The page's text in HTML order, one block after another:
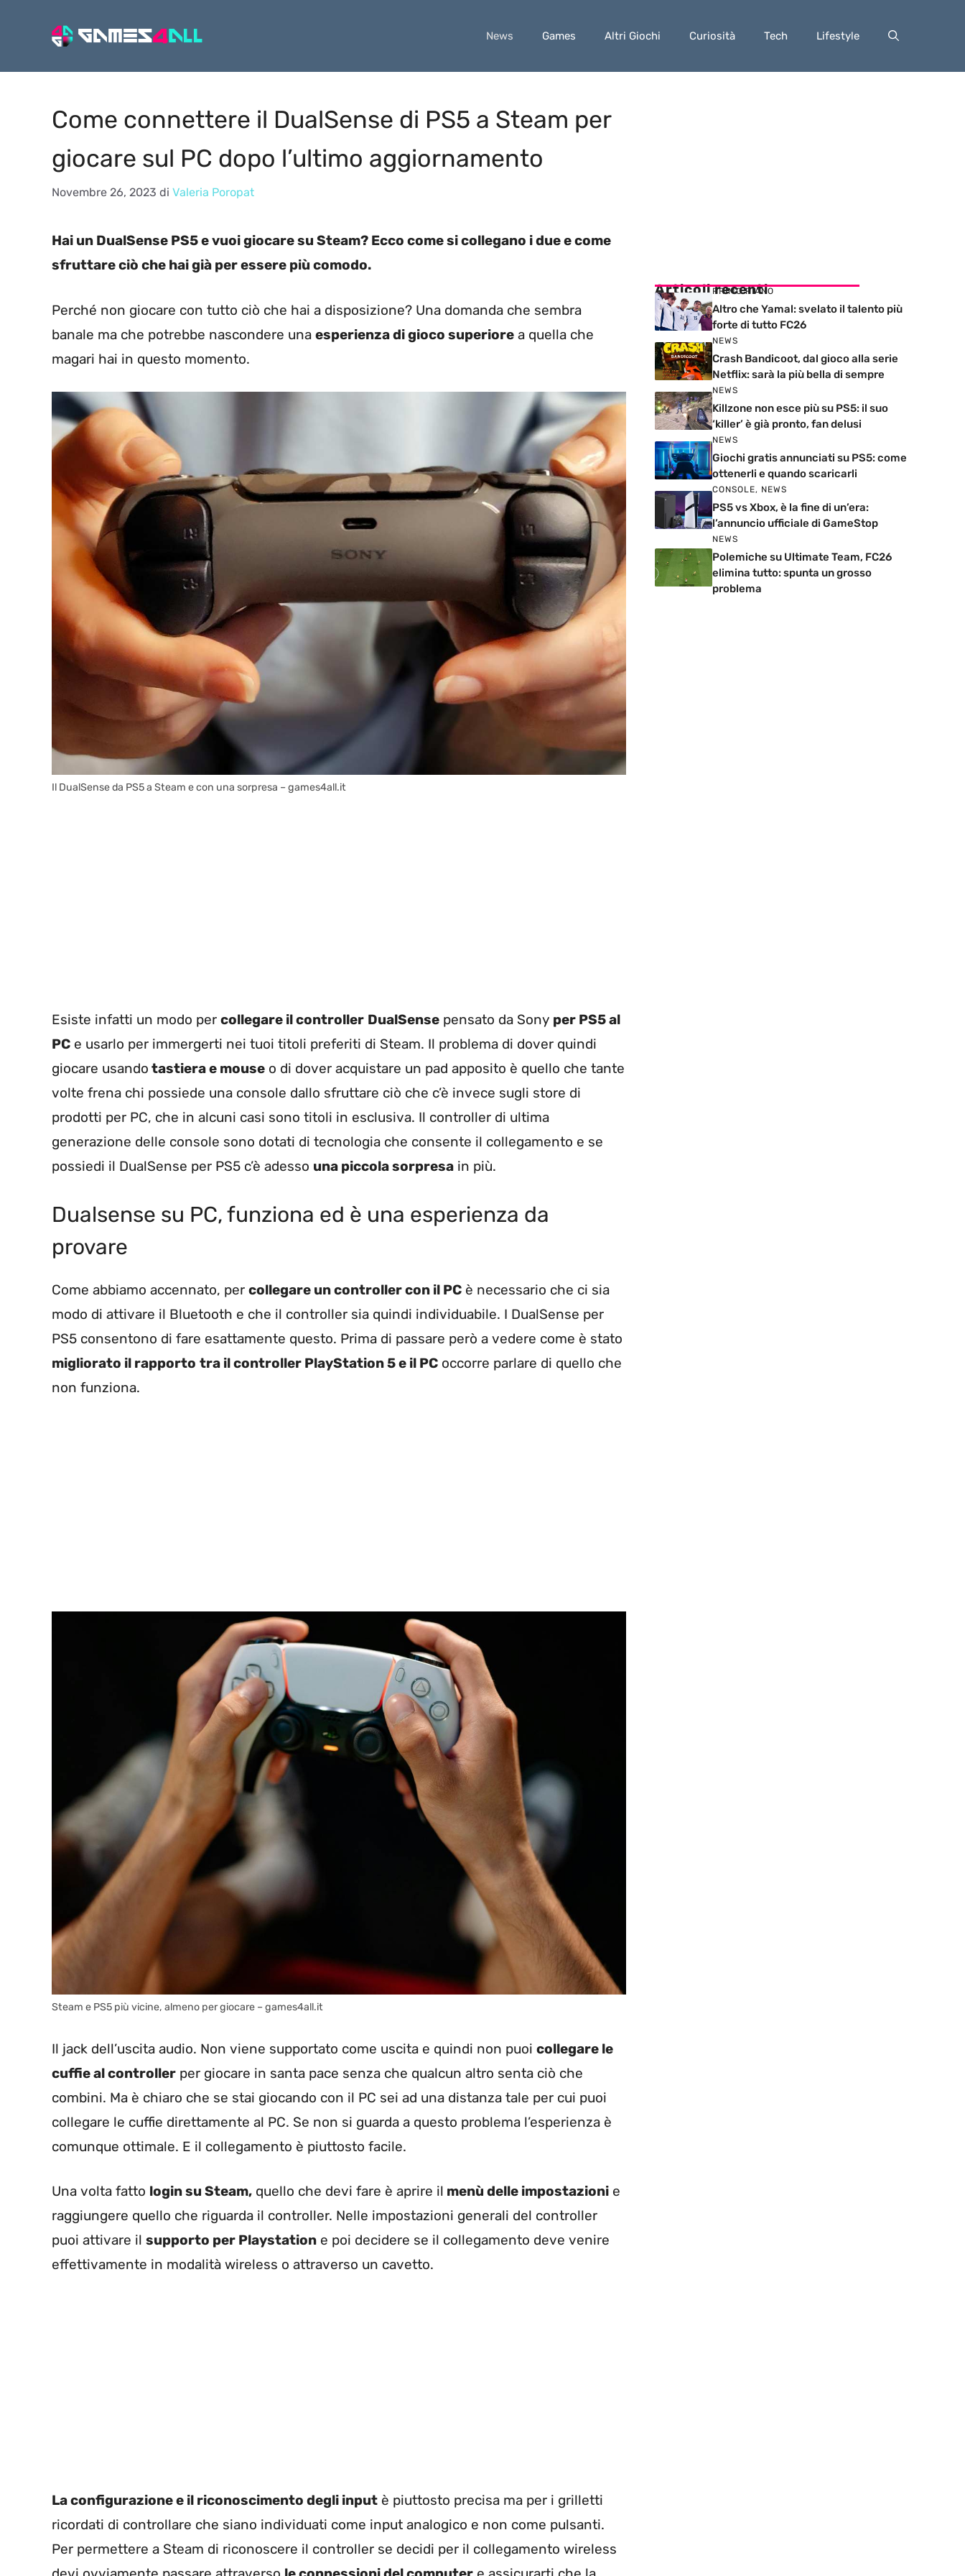
News Games Altri Giochi Curiosità Tech Lifestyle
Come connettere il DualSense di PS5 a Steam per
giocare sul PC dopo l’ultimo aggiornamento
Novembre 26, 2023 di Valeria Poropat
Hai un DualSense PS5 e vuoi giocare su Steam? Ecco come si collegano i due e come
sfruttare ciò che hai già per essere più comodo.
Perché non giocare con tutto ciò che hai a disposizione? Una domanda che sembra
banale ma che potrebbe nascondere una esperienza di gioco superiore a quella che
magari hai in questo momento.
Il DualSense da PS5 a Steam e con una sorpresa – games4all.it
Esiste infatti un modo per collegare il controller DualSense pensato da Sony per PS5 al
PC e usarlo per immergerti nei tuoi titoli preferiti di Steam. Il problema di dover quindi
giocare usando tastiera e mouse o di dover acquistare un pad apposito è quello che tante
volte frena chi possiede una console dallo sfruttare ciò che c’è invece sugli store di
prodotti per PC, che in alcuni casi sono titoli in esclusiva. Il controller di ultima
generazione delle console sono dotati di tecnologia che consente il collegamento e se
possiedi il DualSense per PS5 c’è adesso una piccola sorpresa in più.
Dualsense su PC, funziona ed è una esperienza da
provare
Come abbiamo accennato, per collegare un controller con il PC è necessario che ci sia
modo di attivare il Bluetooth e che il controller sia quindi individuabile. I DualSense per
PS5 consentono di fare esattamente questo. Prima di passare però a vedere come è stato
migliorato il rapporto tra il controller PlayStation 5 e il PC occorre parlare di quello che
non funziona.
Steam e PS5 più vicine, almeno per giocare – games4all.it
Il jack dell’uscita audio. Non viene supportato come uscita e quindi non puoi collegare le
cuffie al controller per giocare in santa pace senza che qualcun altro senta ciò che
combini. Ma è chiaro che se stai giocando con il PC sei ad una distanza tale per cui puoi
collegare le cuffie direttamente al PC. Se non si guarda a questo problema l’esperienza è
comunque ottimale. E il collegamento è piuttosto facile.
Una volta fatto login su Steam, quello che devi fare è aprire il menù delle impostazioni e
raggiungere quello che riguarda il controller. Nelle impostazioni generali del controller
puoi attivare il supporto per Playstation e poi decidere se il collegamento deve venire
effettivamente in modalità wireless o attraverso un cavetto.
La configurazione e il riconoscimento degli input è piuttosto precisa ma per i grilletti
ricordati di controllare che siano individuati come input analogico e non come pulsanti.
Per permettere a Steam di riconoscere il controller se decidi per il collegamento wireless
Articoli recenti
PRIMO PIANO
Altro che Yamal: svelato il talento più
forte di tutto FC26
NEWS
Crash Bandicoot, dal gioco alla serie
Netflix: sarà la più bella di sempre
NEWS
Killzone non esce più su PS5: il suo
‘killer’ è già pronto, fan delusi
NEWS
Giochi gratis annunciati su PS5: come
ottenerli e quando scaricarli
CONSOLE, NEWS
PS5 vs Xbox, è la fine di un’era:
l’annuncio ufficiale di GameStop
NEWS
Polemiche su Ultimate Team, FC26
elimina tutto: spunta un grosso
problema